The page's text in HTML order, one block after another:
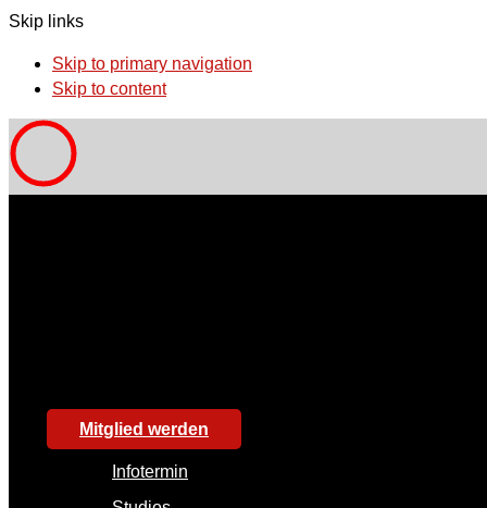
Skip links
Skip to primary navigation
Skip to content
Mitglied werden
Infotermin